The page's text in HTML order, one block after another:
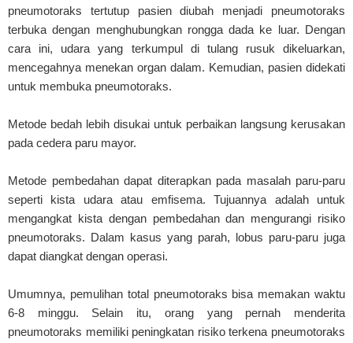
pneumotoraks tertutup pasien diubah menjadi pneumotoraks
terbuka dengan menghubungkan rongga dada ke luar. Dengan
cara ini, udara yang terkumpul di tulang rusuk dikeluarkan,
mencegahnya menekan organ dalam. Kemudian, pasien didekati
untuk membuka pneumotoraks.
Metode bedah lebih disukai untuk perbaikan langsung kerusakan
pada cedera paru mayor.
Metode pembedahan dapat diterapkan pada masalah paru-paru
seperti kista udara atau emfisema. Tujuannya adalah untuk
mengangkat kista dengan pembedahan dan mengurangi risiko
pneumotoraks. Dalam kasus yang parah, lobus paru-paru juga
dapat diangkat dengan operasi.
Umumnya, pemulihan total pneumotoraks bisa memakan waktu
6-8 minggu. Selain itu, orang yang pernah menderita
pneumotoraks memiliki peningkatan risiko terkena pneumotoraks